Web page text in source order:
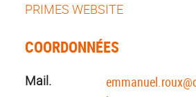
PRIMES WEBSITE
COORDONNÉES
Mail.